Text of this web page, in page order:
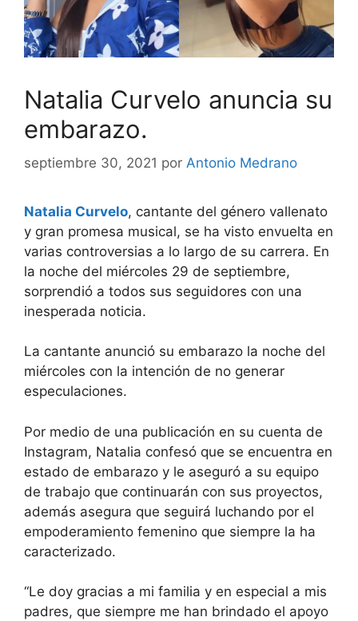
Natalia Curvelo anuncia su
embarazo.
septiembre 30, 2021 por Antonio Medrano
Natalia Curvelo, cantante del género vallenato
y gran promesa musical, se ha visto envuelta en
varias controversias a lo largo de su carrera. En
la noche del miércoles 29 de septiembre,
sorprendió a todos sus seguidores con una
inesperada noticia.
La cantante anunció su embarazo la noche del
miércoles con la intención de no generar
especulaciones.
Por medio de una publicación en su cuenta de
Instagram, Natalia confesó que se encuentra en
estado de embarazo y le aseguró a su equipo
de trabajo que continuarán con sus proyectos,
además asegura que seguirá luchando por el
empoderamiento femenino que siempre la ha
caracterizado.
“Le doy gracias a mi familia y en especial a mis
padres, que siempre me han brindado el apoyo